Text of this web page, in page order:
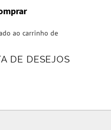
ao carrinho de
DE DESEJOS